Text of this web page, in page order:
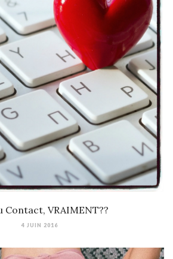
Contact, VRAIMENT??
4 JUIN 2016